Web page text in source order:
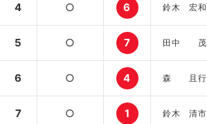
4 ○ 6 鈴木 宏和
5 ○ 7 田中 茂
6 ○ 4 森 且行
7 ○ 1 鈴木 清市